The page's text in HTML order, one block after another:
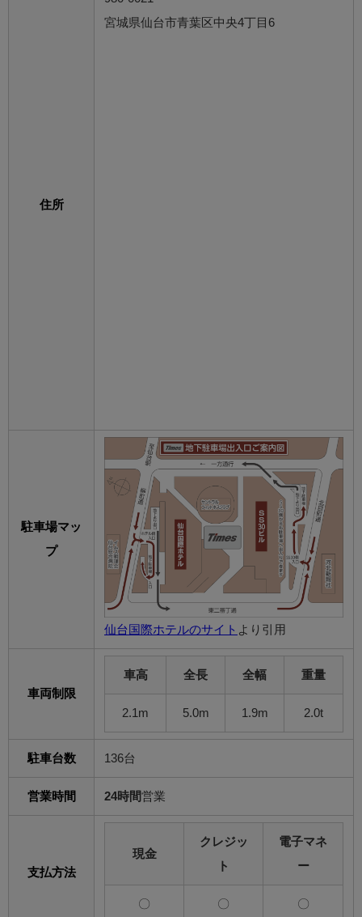
住所
宮城県仙台市青葉区中央4丁目6
駐車場マッ
プ
仙台国際ホテルのサイト より引用
車両制限
車高 全長 全幅 重量
2.1m 5.0m 1.9m 2.0t
駐車台数 136台
営業時間 24時間営業
支払方法
現金
クレジッ
ト
電子マネ
ー
〇 〇 〇